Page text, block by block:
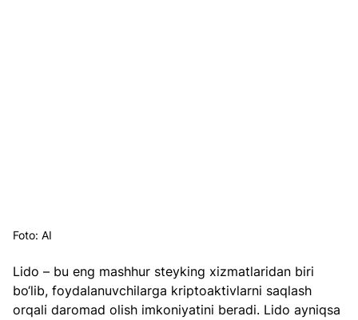
Foto: AI
Lido – bu eng mashhur steyking xizmatlaridan biri
bo‘lib, foydalanuvchilarga kriptoaktivlarni saqlash
orqali daromad olish imkoniyatini beradi. Lido ayniqsa